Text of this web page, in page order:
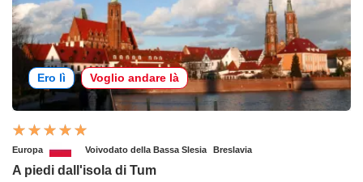
Ero lì Voglio andare là
Europa Voivodato della Bassa Slesia Breslavia
A piedi dall'isola di Tum